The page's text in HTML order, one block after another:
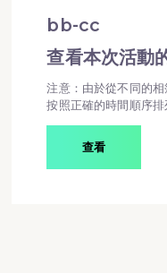
bb-cc
查看本次活動
注意：由於從不同的
按照正確的時間順序排
查看